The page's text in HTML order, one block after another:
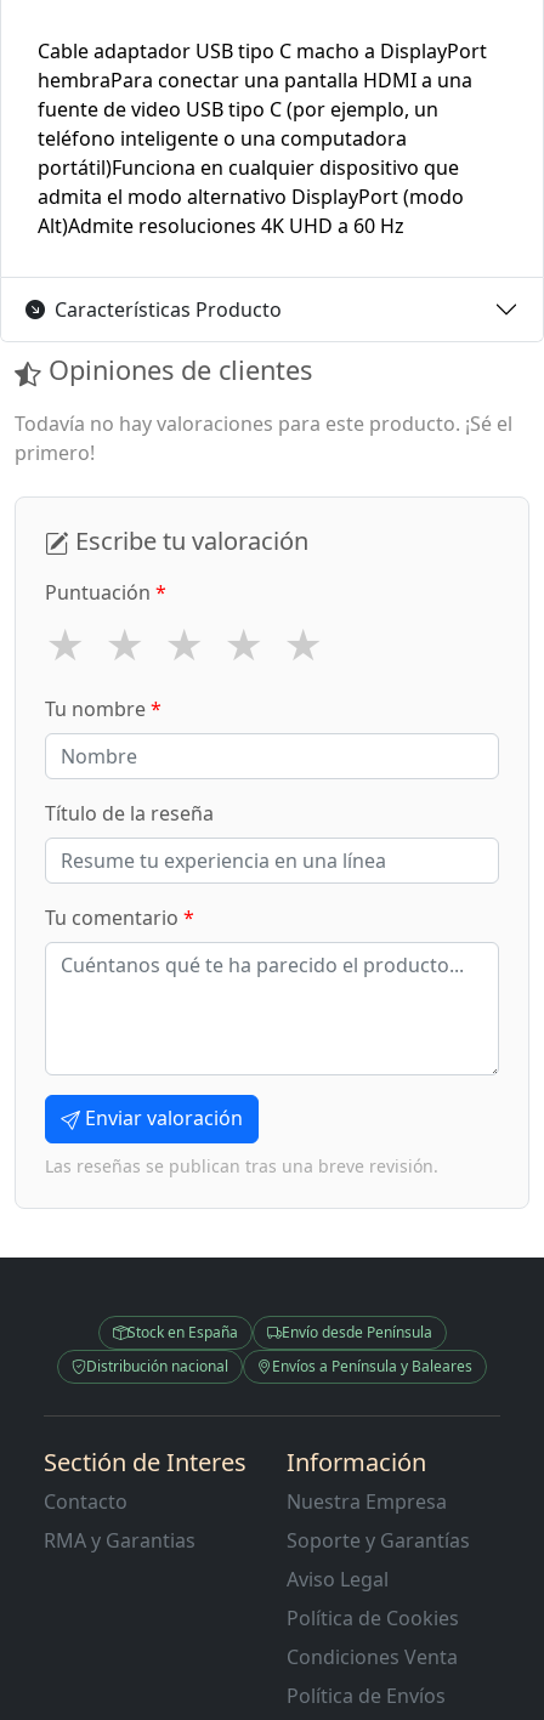
Cable adaptador USB tipo C macho a DisplayPort
hembraPara conectar una pantalla HDMI a una
fuente de video USB tipo C (por ejemplo, un
teléfono inteligente o una computadora
portátil)Funciona en cualquier dispositivo que
admita el modo alternativo DisplayPort (modo
Alt)Admite resoluciones 4K UHD a 60 Hz
Características Producto
Opiniones de clientes
Todavía no hay valoraciones para este producto. ¡Sé el
primero!
Escribe tu valoración
Puntuación *
★ ★ ★ ★ ★
Tu nombre*
Título de la reseña
Tu comentario *
Enviar valoración
Las reseñas se publican tras una breve revisión.
Stock en España
Envío desde Península
Distribución nacional
Envíos a Península y Baleares
Sectión de Interes
Contacto
RMA y Garantias
Información
Nuestra Empresa
Soporte y Garantías
Aviso Legal
Política de Cookies
Condiciones Venta
Política de Envíos